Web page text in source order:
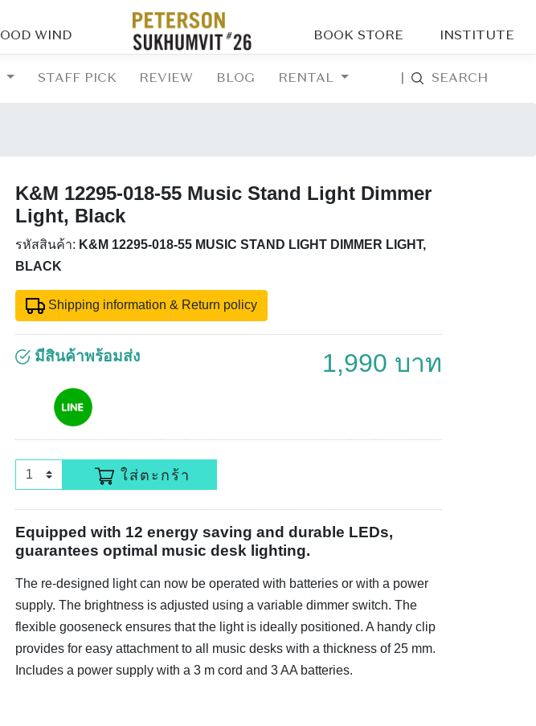
WIND BOOK STORE INSTITUTE
STAFF PICK REVIEW BLOG RENTAL SEARCH
K&M 12295-018-55 Music Stand Light Dimmer
Light, Black
รหัสสินค้า: K&M 12295-018-55 MUSIC STAND LIGHT DIMMER LIGHT,
BLACK
Shipping information & Return policy
มีสินค้าพร้อมส่ง 1,990 บาท
ใส่ตะกร้า
Equipped with 12 energy saving and durable LEDs,
guarantees optimal music desk lighting.
The re-designed light can now be operated with batteries or with a power
supply. The brightness is adjusted using a variable dimmer switch. The
flexible gooseneck ensures that the light is ideally positioned. A handy clip
provides for easy attachment to all music desks with a thickness of 25 mm.
Includes a power supply with a 3 m cord and 3 AA batteries.